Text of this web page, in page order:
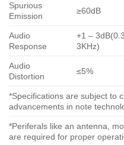
Spurious
Emission
≥60dB
Audio
Response
+1 –
3KHz)
Audio
Distortion
≤5%
*Specifications are subject to
advancements in note
*Periferals like an antenna,
are required for proper